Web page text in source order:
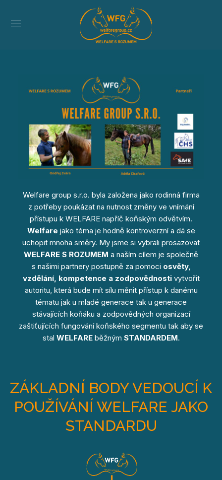
Welfare group s.r.o. byla založena jako rodinná firma
z potřeby poukázat na nutnost změny ve vnímání
přístupu k WELFARE napříč koňským odvětvím.
Welfare jako téma je hodně kontroverzní a dá se
uchopit mnoha směry. My jsme si vybrali prosazovat
WELFARE S ROZUMEM a naším cílem je společně
s našimi partnery postupně za pomoci osvěty,
vzdělání, kompetence a zodpovědnostivytvořit
autoritu, která bude mít sílu měnit přístup k danému
tématu jak u mladé generace tak u generace
stávajících koňáku a zodpovědných organizací
zaštiťujících fungování koňského segmentu tak aby se
stal WELFAREběžným STANDARDEM.
ZÁKLADNÍ BODY VEDOUCÍ K
POUŽÍVÁNÍ WELFARE JAKO
STANDARDU